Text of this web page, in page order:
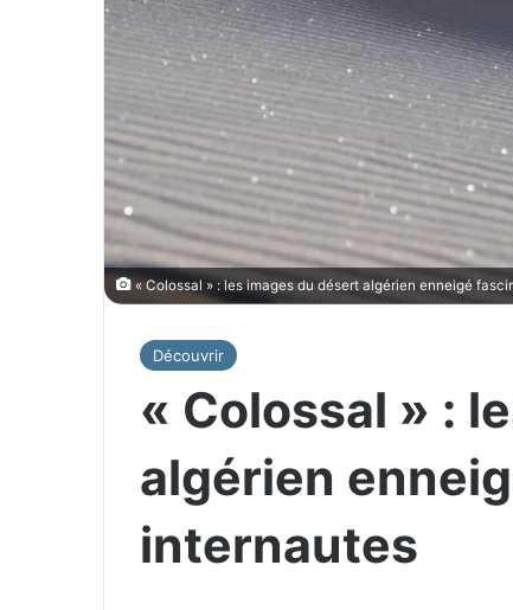
« Colossal » : les images du désert algérien enneigé
Découvrir
« Colossal » :
algérien
internautes